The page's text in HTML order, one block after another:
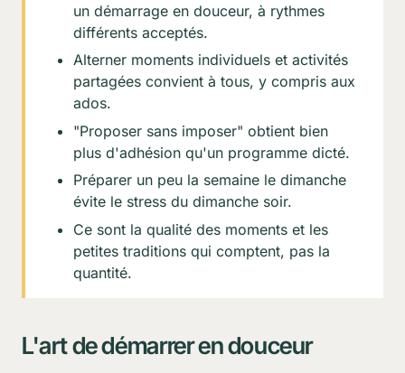
un démarrage en douceur, à rythmes
différents acceptés.
Alterner moments individuels et activités
partagées convient à tous, y compris aux
ados.
"Proposer sans imposer" obtient bien
plus d'adhésion qu'un programme dicté.
Préparer un peu la semaine le dimanche
évite le stress du dimanche soir.
Ce sont la qualité des moments et les
petites traditions qui comptent, pas la
quantité.
L'art de démarrer en douceur